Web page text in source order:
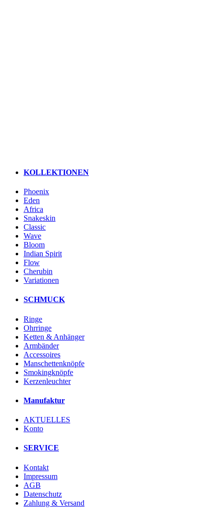
KOLLEKTIONEN
Phoenix
Eden
Africa
Snakeskin
Classic
Wave
Bloom
Indian Spirit
Flow
Cherubin
Variationen
SCHMUCK
Ringe
Ohrringe
Ketten & Anhänger
Armbänder
Accessoires
Manschettenknöpfe
Smokingknöpfe
Kerzenleuchter
Manufaktur
AKTUELLES
Konto
SERVICE
Kontakt
Impressum
AGB
Datenschutz
Zahlung & Versand